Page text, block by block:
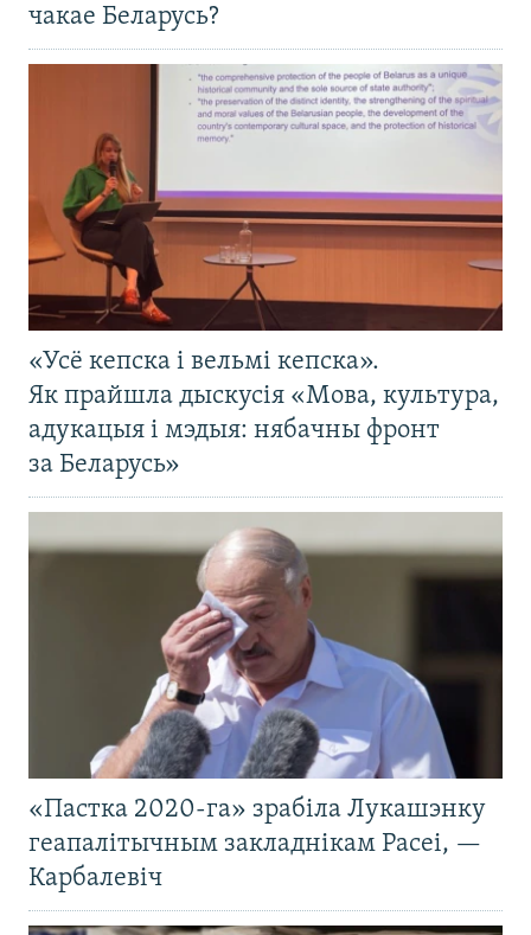
чакае Беларусь?
«Усё кепска і вельмі кепска».
Як прайшла дыскусія «Мова, культура,
адукацыя і мэдыя: нябачны фронт
за Беларусь»
«Пастка 2020-га» зрабіла Лукашэнку
геапалітычным закладнікам Расеі, —
Карбалевіч